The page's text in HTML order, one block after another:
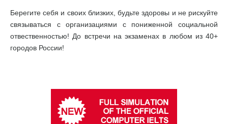
Берегите себя и своих близких, будьте здоровы и не рискуйте
связываться с организациями с пониженной социальной
отвественностью! До встречи на экзаменах в любом из 40+
городов России!